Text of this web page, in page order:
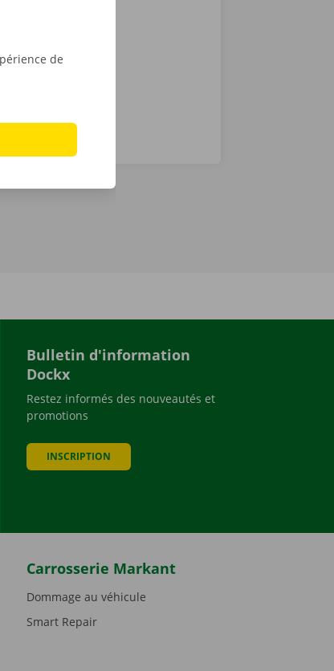
est
Bulletin d'information
Dockx
Restez informés des nouveautés et
promotions
INSCRIPTION
Carrosserie Markant
Dommage au véhicule
Smart Repair
de